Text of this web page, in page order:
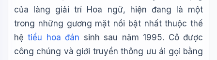
của làng giải trí Hoa ngữ, hiện đang là một
trong những gương mặt nổi bật nhất thuộc thế
hệtiểu hoa đán sinh sau năm 1995. Cô được
công chúng và giới truyền thông ưu ái gọi bằng